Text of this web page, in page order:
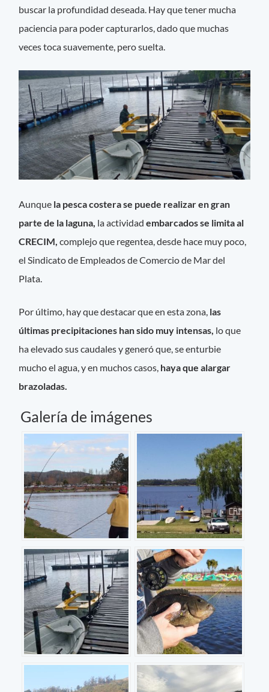
buscar la profundidad deseada. Hay que tener mucha
paciencia para poder capturarlos, dado que muchas
veces toca suavemente, pero suelta.
Aunque la pesca costera se puede realizar en gran
parte de la laguna, la actividadembarcados se limita al
CRECIM, complejo que regentea, desde hace muy poco,
el Sindicato de Empleados de Comercio de Mar del
Plata.
Por último, hay que destacar que en esta zona, las
últimas precipitaciones han sido muy intensas, lo que
ha elevado sus caudales y generó que, se enturbie
mucho el agua, y en muchos casos, haya que alargar
brazoladas.
Galería de imágenes